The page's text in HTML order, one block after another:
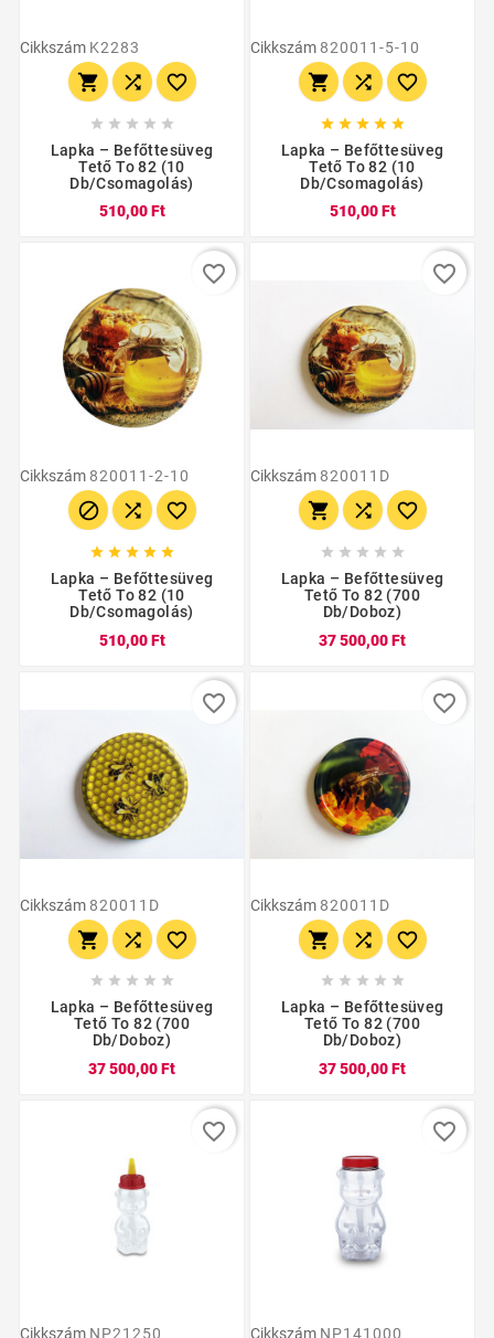
Cikkszám K2283
  
    
Lapka – Befőttesüveg
Tető To 82 (10
Db/csomagolás)
510,00 Ft
Cikkszám 820011-5-10
  
    
Lapka – Befőttesüveg
Tető To 82 (10
Db/csomagolás)
510,00 Ft
Cikkszám 820011-2-10
  
    
Lapka – Befőttesüveg
Tető To 82 (10
Db/csomagolás)
510,00 Ft
favorite_border
Cikkszám 820011D
  
    
Lapka – Befőttesüveg
Tető To 82 (700
Db/doboz)
37 500,00 Ft
favorite_border
Cikkszám 820011D
  
    
Lapka – Befőttesüveg
Tető To 82 (700
Db/doboz)
37 500,00 Ft
favorite_border
Cikkszám 820011D
  
    
Lapka – Befőttesüveg
Tető To 82 (700
Db/doboz)
37 500,00 Ft
favorite_border
Cikkszám NP21250
favorite_border
Cikkszám NP141000
favorite_border